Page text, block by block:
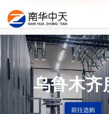
乌鲁木齐
前往选购